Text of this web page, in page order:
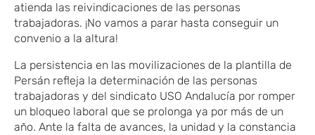
atienda las reivindicaciones de las personas
trabajadoras. ¡No vamos a parar hasta conseguir un
convenio a la altura!
La persistencia en las movilizaciones de la plantilla de
Persán refleja la determinación de las personas
trabajadoras y del sindicato USO Andalucía por romper
un bloqueo laboral que se prolonga ya por más de un
año. Ante la falta de avances, la unidad y la constancia